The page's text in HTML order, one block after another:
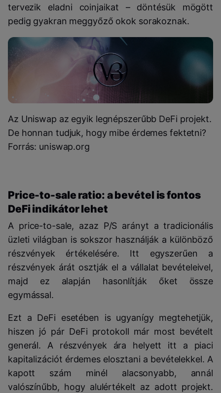
tervezik eladni coinjaikat – döntésük mögött
pedig gyakran meggyőző okok sorakoznak.
Az Uniswap az egyik legnépszerűbb DeFi projekt.
De honnan tudjuk, hogy mibe érdemes fektetni?
Forrás: uniswap.org
Price-to-sale ratio: a bevétel is fontos
DeFi indikátor lehet
A price-to-sale, azaz P/S arányt a tradicionális
üzleti világban is sokszor használják a különböző
részvények értékelésére. Itt egyszerűen a
részvények árát osztják el a vállalat bevételeivel,
majd ez alapján hasonlítják őket össze
egymással.
Ezt a DeFi esetében is ugyanígy megtehetjük,
hiszen jó pár DeFi protokoll már most bevételt
generál. A részvények ára helyett itt a piaci
kapitalizációt érdemes elosztani a bevételekkel. A
kapott szám minél alacsonyabb, annál
valószínűbb, hogy alulértékelt az adott projekt.